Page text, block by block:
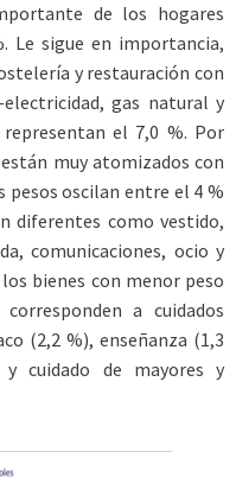
de los hogares
Le sigue en importancia,
y restauración con
gas natural y
el 7,0 %. Por
muy atomizados con
pesos oscilan entre el 4 %
diferentes como vestido,
comunicaciones, ocio y
bienes con menor peso
a cuidados
(2,2 %), enseñanza (1,3
cuidado de mayores y